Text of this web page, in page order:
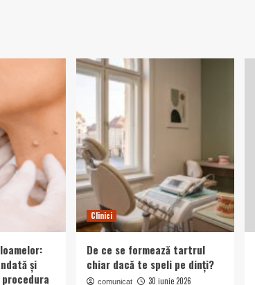
și
Clinici
De ce se formează tartrul
chiar dacă te speli pe dinți?
comunicat 30 iunie 2026